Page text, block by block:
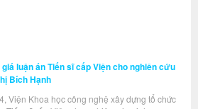
luận án Tiến sĩ cấp Viện cho nghiên cứu
Bích Hạnh
Viện Khoa học công nghệ xây dựng tổ chức